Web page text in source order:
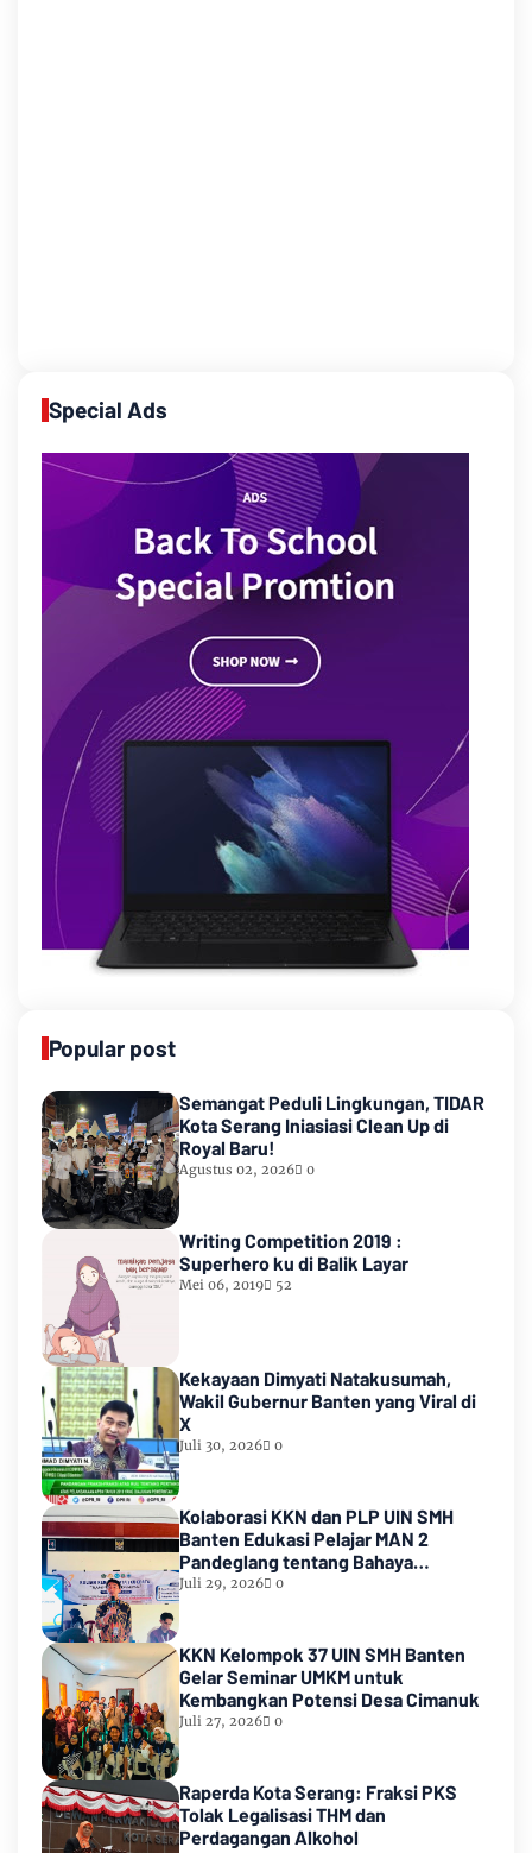
Special Ads
Popular post
Semangat Peduli Lingkungan, TIDAR
Kota Serang Iniasiasi Clean Up di
Royal Baru!
Agustus 02, 2026 0
Writing Competition 2019 :
Superhero ku di Balik Layar
Mei 06, 2019 52
Kekayaan Dimyati Natakusumah,
Wakil Gubernur Banten yang Viral di
X
Juli 30, 2026 0
Kolaborasi KKN dan PLP UIN SMH
Banten Edukasi Pelajar MAN 2
Pandeglang tentang Bahaya
Pernikahan Dini
Juli 29, 2026 0
KKN Kelompok 37 UIN SMH Banten
Gelar Seminar UMKM untuk
Kembangkan Potensi Desa Cimanuk
Juli 27, 2026 0
Raperda Kota Serang: Fraksi PKS
Tolak Legalisasi THM dan
Perdagangan Alkohol